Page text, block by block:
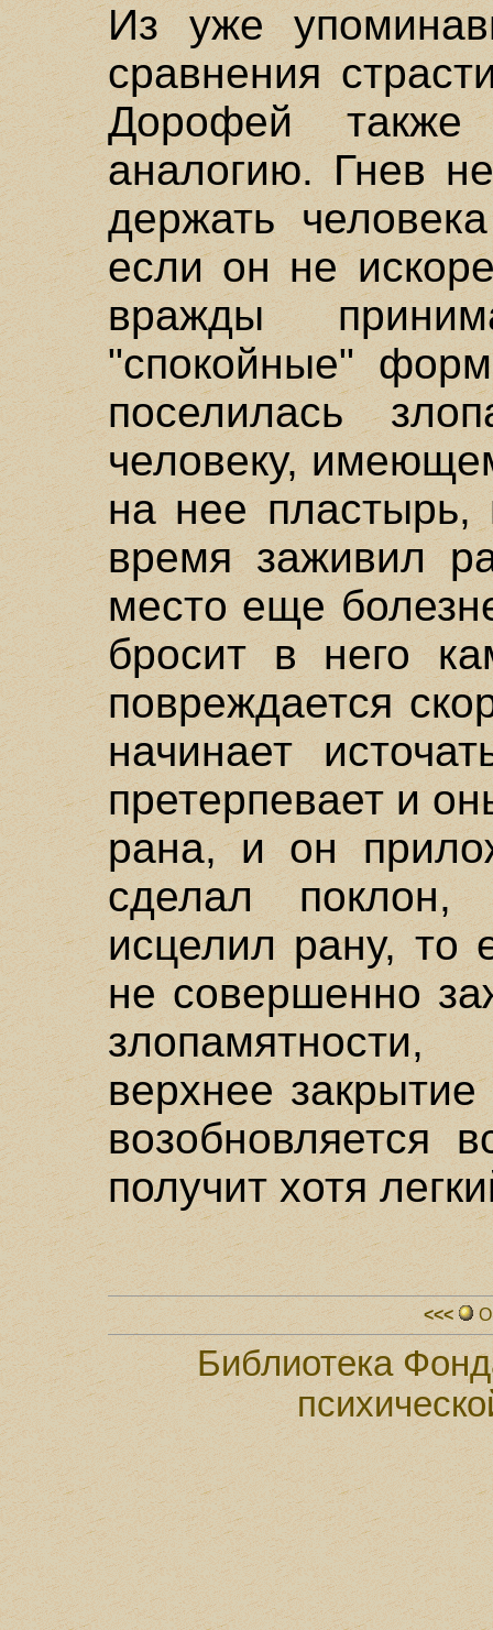
Из уже
сравнения
Дорофей также
аналогию. Гнев
держать
если он не
вражды
"спокойные"
поселилась
человеку,
на нее
время заживил
место еще
бросит в него
повреждается
начинает
претерпевает и
рана, и он
сделал
исцелил рану, то
не совершенно
верхнее
возобновляется
получит хотя
<<<
Библиотека